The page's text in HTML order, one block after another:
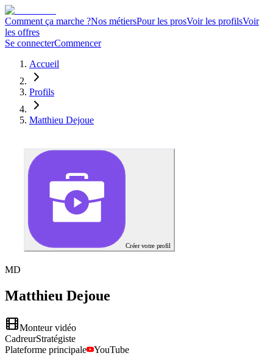
Comment ça marche ?Nos métiersPour les prosVoir les profilsVoir
les offres
Se connecterCommencer
Accueil
Profils
Matthieu Dejoue
Créer votre profil
MD
Matthieu Dejoue
Monteur vidéo
CadreurStratégiste
Plateforme principale
YouTube